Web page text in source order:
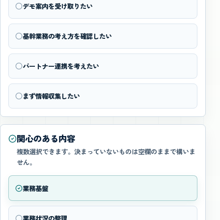
デモ案内を受け取りたい
基幹業務の考え方を確認したい
パートナー連携を考えたい
まず情報収集したい
関心のある内容
複数選択できます。決まっていないものは空欄のままで構いま
せん。
業務基盤
業務状況の整理